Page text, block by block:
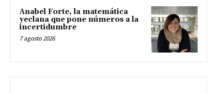
Anabel Forte, la matemática
yeclana que pone números a la
incertidumbre
7 agosto 2026